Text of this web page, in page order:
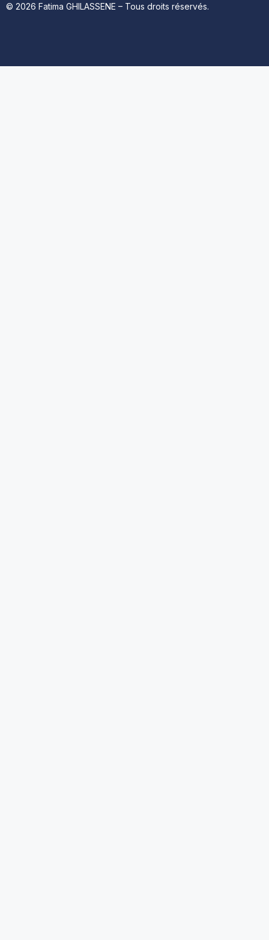
© 2026 Fatima GHILASSENE – Tous droits réservés.